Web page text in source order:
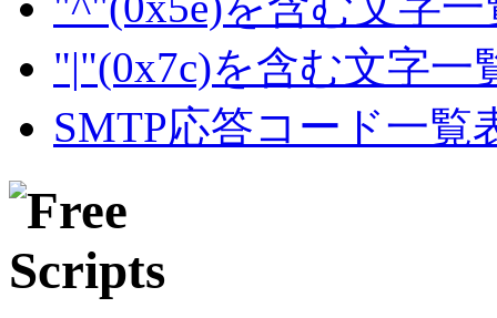
"|"(0x7c)を含む文字一
SMTP応答コード一覧